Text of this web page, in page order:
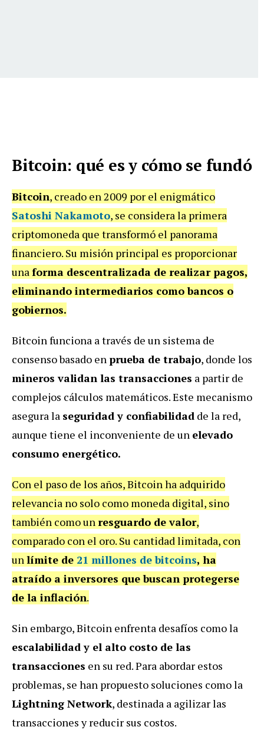
Bitcoin: qué es y cómo se fundó
Bitcoin, creado en 2009 por el enigmático
Satoshi Nakamoto, se considera la primera
criptomoneda que transformó el panorama
financiero. Su misión principal es proporcionar
unaforma descentralizada de realizar pagos,
eliminando intermediarios como bancos o
gobiernos.
Bitcoin funciona a través de un sistema de
consenso basado enprueba de trabajo, donde los
mineros validan las transacciones a partir de
complejos cálculos matemáticos. Este mecanismo
asegura la seguridad y confiabilidad de la red,
aunque tiene el inconveniente de un elevado
consumo energético.
Con el paso de los años, Bitcoin ha adquirido
relevancia no solo como moneda digital, sino
también como unresguardo de valor,
comparado con el oro. Su cantidad limitada, con
unlímite de 21 millones de bitcoins, ha
atraído a inversores que buscan protegerse
de la inflación.
Sin embargo, Bitcoin enfrenta desafíos como la
escalabilidad y el alto costo de las
transacciones en su red. Para abordar estos
problemas, se han propuesto soluciones como la
Lightning Network, destinada a agilizar las
transacciones y reducir sus costos.